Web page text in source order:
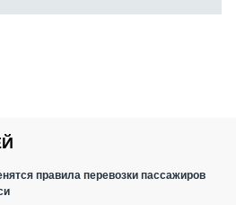
правила перевозки пассажиров